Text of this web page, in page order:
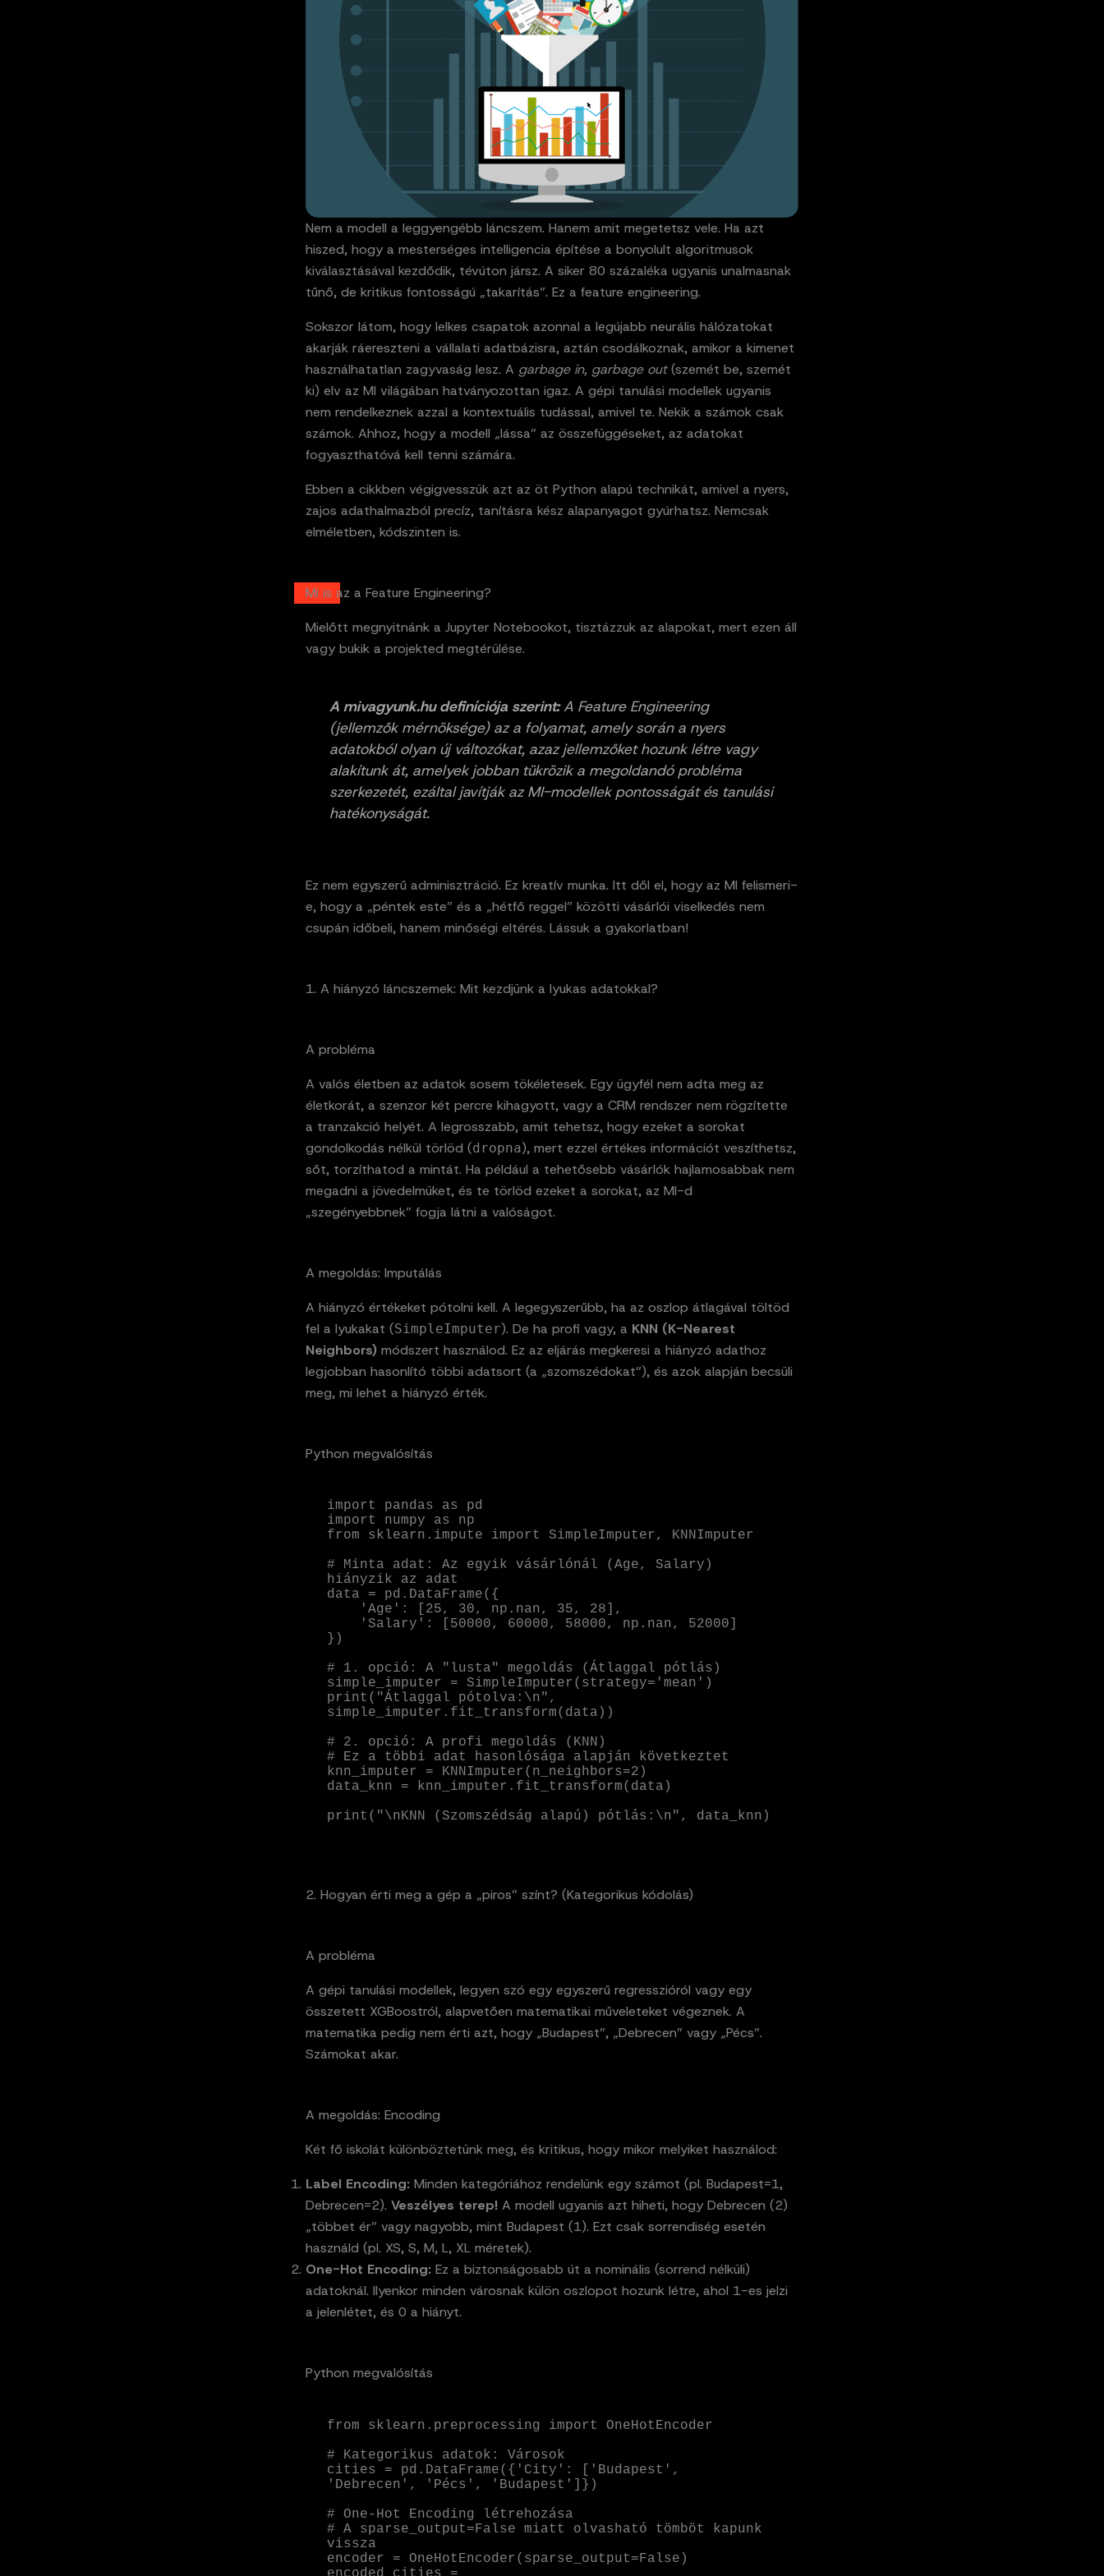
Nem a modell a leggyengébb láncszem. Hanem amit megetetsz vele. Ha azt
hiszed, hogy a mesterséges intelligencia építése a bonyolult algoritmusok
kiválasztásával kezdődik, tévúton jársz. A siker 80 százaléka ugyanis unalmasnak
tűnő, de kritikus fontosságú „takarítás”. Ez a feature engineering.
Sokszor látom, hogy lelkes csapatok azonnal a legújabb neurális hálózatokat
akarják ráereszteni a vállalati adatbázisra, aztán csodálkoznak, amikor a kimenet
használhatatlan zagyvaság lesz. A garbage in, garbage out(szemét be, szemét
ki) elv az MI világában hatványozottan igaz. A gépi tanulási modellek ugyanis
nem rendelkeznek azzal a kontextuális tudással, amivel te. Nekik a számok csak
számok. Ahhoz, hogy a modell „lássa” az összefüggéseket, az adatokat
fogyaszthatóvá kell tenni számára.
Ebben a cikkben végigvesszük azt az öt Python alapú technikát, amivel a nyers,
zajos adathalmazból precíz, tanításra kész alapanyagot gyúrhatsz. Nemcsak
elméletben, kódszinten is.
Mi is az a Feature Engineering?
Mielőtt megnyitnánk a Jupyter Notebookot, tisztázzuk az alapokat, mert ezen áll
vagy bukik a projekted megtérülése.
A mivagyunk.hu definíciója szerint:A Feature Engineering
(jellemzők mérnöksége) az a folyamat, amely során a nyers
adatokból olyan új változókat, azaz jellemzőket hozunk létre vagy
alakítunk át, amelyek jobban tükrözik a megoldandó probléma
szerkezetét, ezáltal javítják az MI-modellek pontosságát és tanulási
hatékonyságát.
Ez nem egyszerű adminisztráció. Ez kreatív munka. Itt dől el, hogy az MI felismeri-
e, hogy a „péntek este” és a „hétfő reggel” közötti vásárlói viselkedés nem
csupán időbeli, hanem minőségi eltérés. Lássuk a gyakorlatban!
1. A hiányzó láncszemek: Mit kezdjünk a lyukas adatokkal?
A probléma
A valós életben az adatok sosem tökéletesek. Egy ügyfél nem adta meg az
életkorát, a szenzor két percre kihagyott, vagy a CRM rendszer nem rögzítette
a tranzakció helyét. A legrosszabb, amit tehetsz, hogy ezeket a sorokat
gondolkodás nélkül törlöd (dropna), mert ezzel értékes információt veszíthetsz,
sőt, torzíthatod a mintát. Ha például a tehetősebb vásárlók hajlamosabbak nem
megadni a jövedelmüket, és te törlöd ezeket a sorokat, az MI-d
„szegényebbnek” fogja látni a valóságot.
A megoldás: Imputálás
A hiányzó értékeket pótolni kell. A legegyszerűbb, ha az oszlop átlagával töltöd
fel a lyukakat (SimpleImputer). De ha profi vagy, a KNN (K-Nearest
Neighbors) módszert használod. Ez az eljárás megkeresi a hiányzó adathoz
legjobban hasonlító többi adatsort (a „szomszédokat”), és azok alapján becsüli
meg, mi lehet a hiányzó érték.
Python megvalósítás
import pandas as pd
import numpy as np
from sklearn.impute import SimpleImputer, KNNImputer
# Minta adat: Az egyik vásárlónál (Age, Salary)
hiányzik az adat
data = pd.DataFrame({
})
# 1. opció: A "lusta" megoldás (Átlaggal pótlás)
simple_imputer = SimpleImputer(strategy='mean')
print("Átlaggal pótolva:\n",
simple_imputer.fit_transform(data))
# 2. opció: A profi megoldás (KNN)
# Ez a többi adat hasonlósága alapján következtet
knn_imputer = KNNImputer(n_neighbors=2)
data_knn = knn_imputer.fit_transform(data)
print("\nKNN (Szomszédság alapú) pótlás:\n", data_knn)
2. Hogyan érti meg a gép a „piros” színt? (Kategorikus kódolás)
A probléma
A gépi tanulási modellek, legyen szó egy egyszerű regresszióról vagy egy
összetett XGBoostról, alapvetően matematikai műveleteket végeznek. A
matematika pedig nem érti azt, hogy „Budapest”, „Debrecen” vagy „Pécs”.
Számokat akar.
A megoldás: Encoding
Két fő iskolát különböztetünk meg, és kritikus, hogy mikor melyiket használod:
Label Encoding: Minden kategóriához rendelünk egy számot (pl. Budapest=1,
Debrecen=2). Veszélyes terep! A modell ugyanis azt hiheti, hogy Debrecen (2)
„többet ér” vagy nagyobb, mint Budapest (1). Ezt csak sorrendiség esetén
használd (pl. XS, S, M, L, XL méretek).
One-Hot Encoding: Ez a biztonságosabb út a nominális (sorrend nélküli)
adatoknál. Ilyenkor minden városnak külön oszlopot hozunk létre, ahol 1-es jelzi
a jelenlétet, és 0 a hiányt.
Python megvalósítás
from sklearn.preprocessing import OneHotEncoder
# Kategorikus adatok: Városok
cities = pd.DataFrame({'City': ['Budapest',
'Debrecen', 'Pécs', 'Budapest']})
# One-Hot Encoding létrehozása
# A sparse_output=False miatt olvasható tömböt kapunk
vissza
encoder = OneHotEncoder(sparse_output=False)